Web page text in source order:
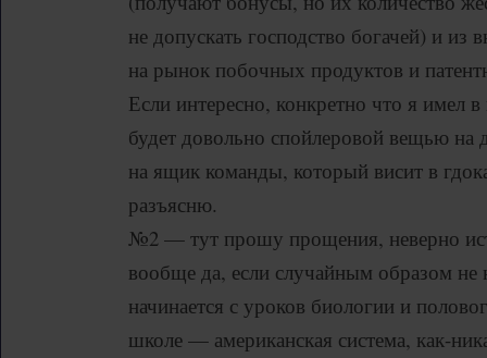
не допускать господство богачей) и из
на рынок побочных продуктов и
Если интересно, конкретно что я имел
будет довольно спойлеровой вещью
на ящик команды, который висит в
разъясню.
№2 — тут прошу прощения, неверно
вообще да, если случайным образом не
начинается с уроков биологии и
школе — американская система, как-